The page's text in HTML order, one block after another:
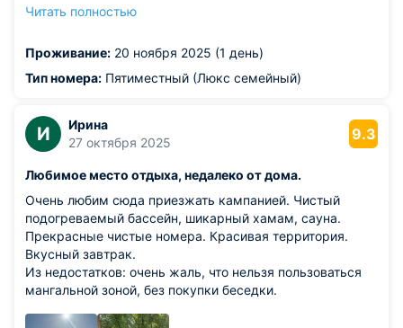
других метах особо не было. Персонал вежливый.
Из недостатков: минусов не заметили, были осенью, на
территории практически не находились. В помещениях
Читать полностью
Проживание: 20 ноября 2025 (1 день)
Тип номера: Пятиместный (Люкс семейный)
И
Ирина
27 октября 2025
9.3
Любимое место отдыха, недалеко от дома.
Очень любим сюда приезжать кампанией. Чистый
подогреваемый бассейн, шикарный хамам, сауна.
Прекрасные чистые номера. Красивая территория.
Вкусный завтрак.
Из недостатков: очень жаль, что нельзя пользоваться
мангальной зоной, без покупки беседки.